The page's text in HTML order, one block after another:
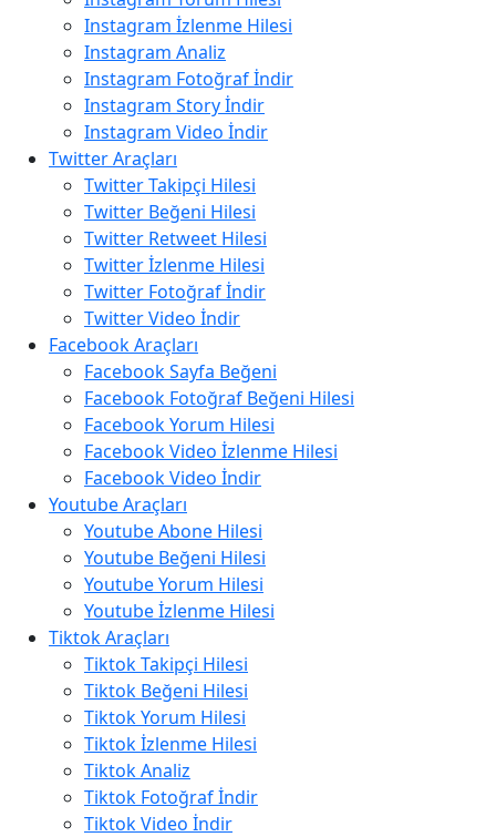
Instagram İzlenme Hilesi
Instagram Analiz
Instagram Fotoğraf İndir
Instagram Story İndir
Instagram Video İndir
Twitter Araçları
Twitter Takipçi Hilesi
Twitter Beğeni Hilesi
Twitter Retweet Hilesi
Twitter İzlenme Hilesi
Twitter Fotoğraf İndir
Twitter Video İndir
Facebook Araçları
Facebook Sayfa Beğeni
Facebook Fotoğraf Beğeni Hilesi
Facebook Yorum Hilesi
Facebook Video İzlenme Hilesi
Facebook Video İndir
Youtube Araçları
Youtube Abone Hilesi
Youtube Beğeni Hilesi
Youtube Yorum Hilesi
Youtube İzlenme Hilesi
Tiktok Araçları
Tiktok Takipçi Hilesi
Tiktok Beğeni Hilesi
Tiktok Yorum Hilesi
Tiktok İzlenme Hilesi
Tiktok Analiz
Tiktok Fotoğraf İndir
Tiktok Video İndir